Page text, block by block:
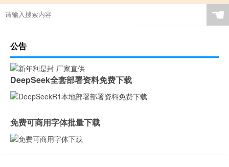
茶几桌客厅京东自营岩板
瓷砖岩板能打磨吗吗
特别的岩板图案是什么
怎么区分岩石岩板的好坏
岩板茶几会变色吗吗
贵阳鱼肚金岩板茶几价格
浙江黑色的岩板叫什么
哪里买岩板茶几便宜的
人工花岗石和岩板哪个好
佛山著名岩板市场在哪里
☚
公告
DeepSeek全套部署资料免费下载
免费可商用字体批量下载